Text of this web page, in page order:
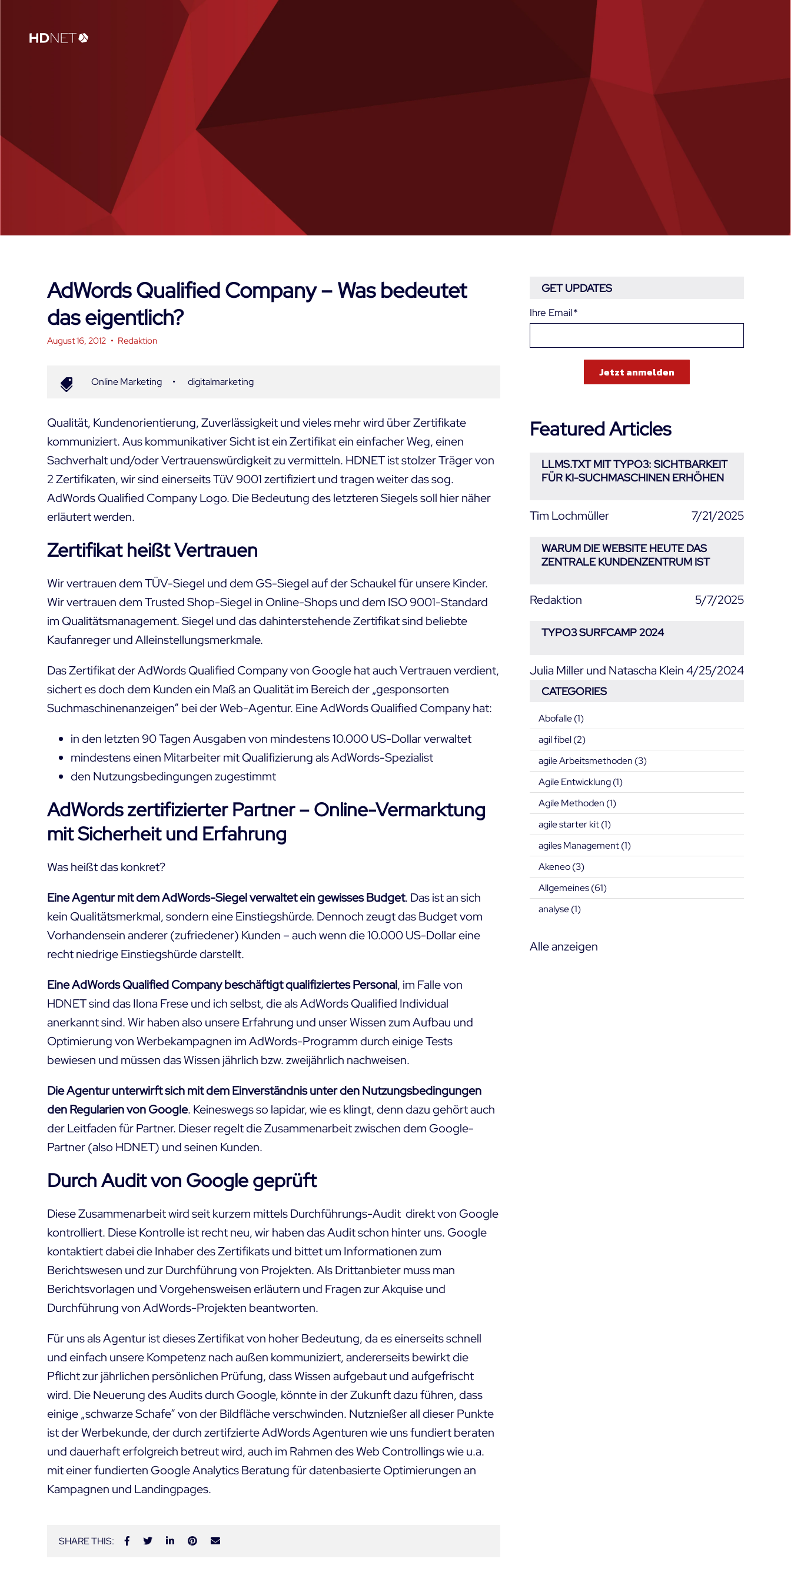
AdWords Qualified Company – Was bedeutet
das eigentlich?
August 16, 2012 • Redaktion
Online Marketing • digitalmarketing
Qualität, Kundenorientierung, Zuverlässigkeit und vieles mehr wird über Zertifikate
kommuniziert. Aus kommunikativer Sicht ist ein Zertifikat ein einfacher Weg, einen
Sachverhalt und/oder Vertrauenswürdigkeit zu vermitteln. HDNET ist stolzer Träger von
2 Zertifikaten, wir sind einerseitsTüV 9001 zertifiziertund tragen weiter das sog.
AdWords Qualified Company Logo. Die Bedeutung des letzteren Siegels soll hier näher
erläutert werden.
Zertifikat heißt Vertrauen
Wir vertrauen dem TÜV-Siegel und dem GS-Siegel auf der Schaukel für unsere Kinder.
Wir vertrauen dem Trusted Shop-Siegel in Online-Shops und dem ISO 9001-Standard
im Qualitätsmanagement. Siegel und das dahinterstehende Zertifikat sind beliebte
Kaufanreger und Alleinstellungsmerkmale.
Das Zertifikat der AdWords Qualified Company von Google hat auch Vertrauen verdient,
sichert es doch dem Kunden ein Maß an Qualität im Bereich der „gesponsorten
Suchmaschinenanzeigen“ bei der Web-Agentur. Eine AdWords Qualified Company hat:
in den letzten 90 Tagen Ausgaben von mindestens 10.000 US-Dollar verwaltet
mindestens einen Mitarbeiter mit Qualifizierung als AdWords-Spezialist
den Nutzungsbedingungen zugestimmt
AdWords zertifizierter Partner – Online-Vermarktung
mit Sicherheit und Erfahrung
Was heißt das konkret?
Eine Agentur mit dem AdWords-Siegel verwaltet ein gewisses Budget. Das ist an sich
kein Qualitätsmerkmal, sondern eine Einstiegshürde. Dennoch zeugt das Budget vom
Vorhandensein anderer (zufriedener) Kunden – auch wenn die 10.000 US-Dollar eine
recht niedrige Einstiegshürde darstellt.
Eine AdWords Qualified Company beschäftigt qualifiziertes Personal, im Falle von
HDNET sind das Ilona Frese und ich selbst, die alsAdWords Qualified Individual
anerkannt sind. Wir haben also unsere Erfahrung und unser Wissen zum Aufbau und
Optimierung von Werbekampagnen im AdWords-Programm durch einige Tests
bewiesen und müssen das Wissen jährlich bzw. zweijährlich nachweisen.
Die Agentur unterwirft sich mit dem Einverständnis unter den Nutzungsbedingungen
den Regularien von Google. Keineswegs so lapidar, wie es klingt, denn dazu gehört auch
der Leitfaden für Partner. Dieser regelt die Zusammenarbeit zwischen dem Google-
Partner (also HDNET) und seinen Kunden.
Durch Audit von Google geprüft
Diese Zusammenarbeit wirdseit kurzem mittels Durchführungs-Audit direkt von Google
kontrolliert. Diese Kontrolle ist recht neu, wir haben das Audit schon hinter uns. Google
kontaktiert dabei die Inhaber des Zertifikats und bittet um Informationen zum
Berichtswesen und zur Durchführung von Projekten. Als Drittanbieter muss man
Berichtsvorlagen und Vorgehensweisen erläutern und Fragen zur Akquise und
Durchführung von AdWords-Projekten beantworten.
Für uns als Agentur ist dieses Zertifikat von hoher Bedeutung, da es einerseits schnell
und einfach unsere Kompetenz nach außen kommuniziert, andererseits bewirkt die
Pflicht zur jährlichen persönlichen Prüfung, dass Wissen aufgebaut und aufgefrischt
wird. Die Neuerung des Audits durch Google, könnte in der Zukunft dazu führen, dass
einige „schwarze Schafe“ von der Bildfläche verschwinden. Nutznießer all dieser Punkte
ist der Werbekunde, der durch zertifzierte AdWords Agenturen wie uns fundiert beraten
und dauerhaft erfolgreich betreut wird, auch im Rahmen des Web Controllings wie u.a.
mit einerfundierten Google Analytics Beratungfür datenbasierte Optimierungen an
Kampagnen und Landingpages.
SHARE THIS:
GET UPDATES
Ihre Email*
Featured Articles
LLMS.TXT MIT TYPO3: SICHTBARKEIT
FÜR KI-SUCHMASCHINEN ERHÖHEN
Tim Lochmüller 7/21/2025
WARUM DIE WEBSITE HEUTE DAS
ZENTRALE KUNDENZENTRUM IST
Redaktion 5/7/2025
TYPO3 SURFCAMP 2024
Julia Miller und Natascha Klein4/25/2024
CATEGORIES
Abofalle(1)
agil fibel(2)
agile Arbeitsmethoden (3)
Agile Entwicklung(1)
Agile Methoden (1)
agile starter kit(1)
agiles Management(1)
Akeneo(3)
Allgemeines(61)
analyse(1)
Alle anzeigen